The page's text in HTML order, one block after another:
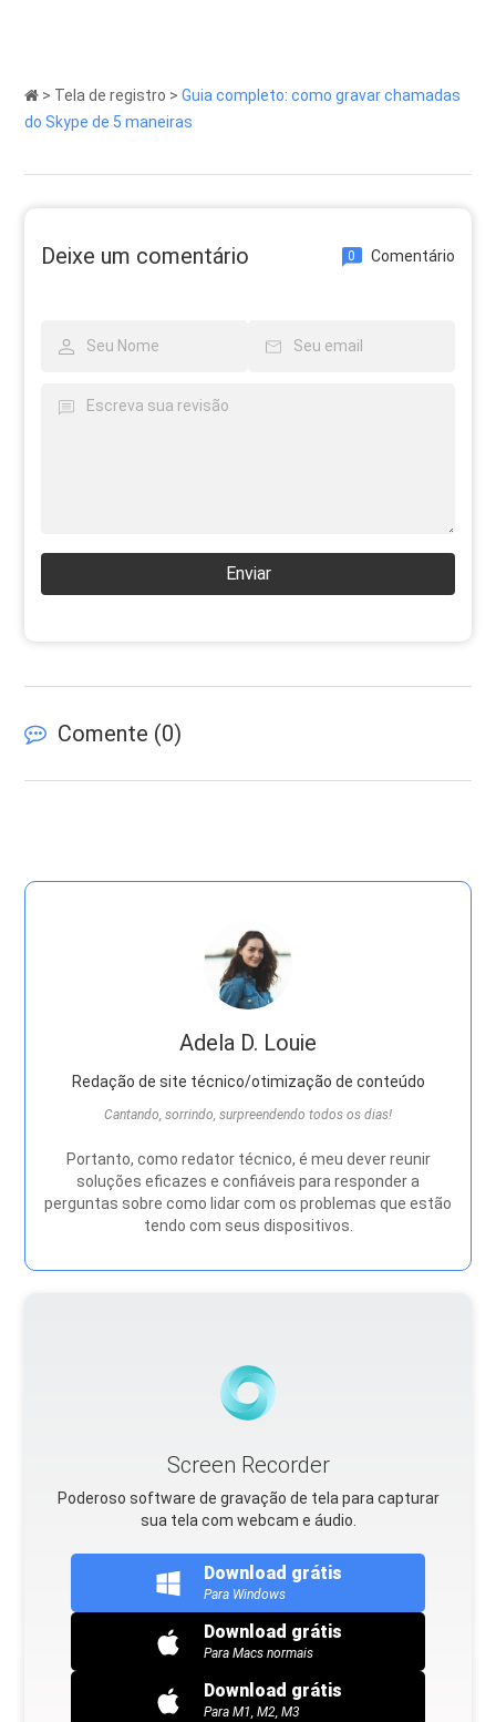
> Tela de registro >Guia completo: como gravar chamadas
do Skype de 5 maneiras
Deixe um comentário 0 Comentário
Enviar
Comente (0)
Adela D. Louie
Redação de site técnico/otimização de conteúdo
Cantando, sorrindo, surpreendendo todos os dias!
Portanto, como redator técnico, é meu dever reunir
soluções eficazes e confiáveis ​​para responder a
perguntas sobre como lidar com os problemas que estão
tendo com seus dispositivos.
Screen Recorder
Poderoso software de gravação de tela para capturar
sua tela com webcam e áudio.
Download grátis
Para Windows
Download grátis
Para Macs normais
Download grátis
Para M1, M2, M3